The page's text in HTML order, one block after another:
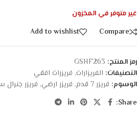
غير متوفر في المخزون
Compare
Add to wishlist
رمز المنتج: GSHF263
التصنيفات: الفريزارات, فريزرات افقي
الوسوم: فريزر 7 قدم , فريزر ارضي, فريزر جنرال
Share: